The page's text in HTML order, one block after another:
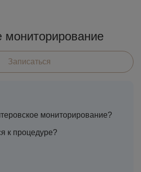
мониторирование
Записаться
мониторирование?
к процедуре?